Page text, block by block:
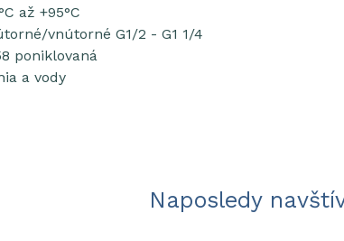
až +95°C
vnútorné G1/2 - G1 1/4
poniklovaná
a vody
Naposledy